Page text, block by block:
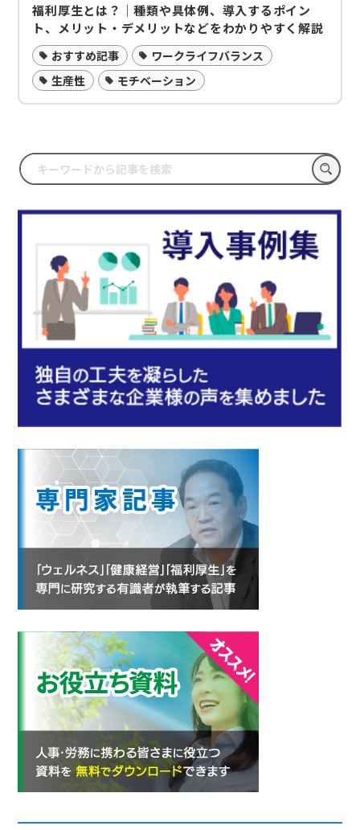
福利厚生とは？｜種類や具体例、導入するポイン
ト、メリット・デメリットなどをわかりやすく解説
おすすめ記事
ワークライフバランス
生産性
モチベーション